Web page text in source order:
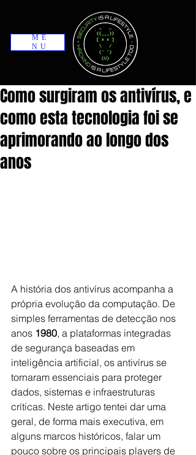
ME
NU
Como surgiram os antivírus, e
como esta tecnologia foi se
aprimorando ao longo dos
anos
A história dos antivírus acompanha a
própria evolução da computação. De
simples ferramentas de detecção nos
anos 1980, a plataformas integradas
de segurança baseadas em
inteligência artificial, os antivírus se
tornaram essenciais para proteger
dados, sistemas e infraestruturas
críticas. Neste artigo tentei dar uma
geral, de forma mais executiva, em
alguns marcos históricos, falar um
pouco sobre os principais players de